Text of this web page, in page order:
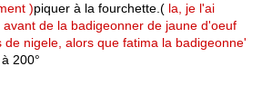
)piquer à la fourchette.( la, je l'ai
de la badigeonner de jaune d'oeuf
nigele, alors que fatima la badigeonne'
200°